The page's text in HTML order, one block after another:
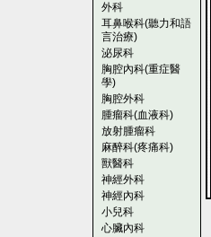
外科
耳鼻喉科(聽力和語
言治療)
泌尿科
胸腔內科(重症醫
學)
胸腔外科
腫瘤科(血液科)
放射腫瘤科
麻醉科(疼痛科)
獸醫科
神經外科
神經內科
小兒科
心臟內科